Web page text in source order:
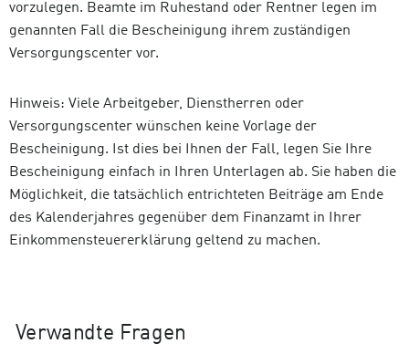
vorzulegen. Beamte im Ruhestand oder Rentner legen im
genannten Fall die Bescheinigung ihrem zuständigen
Versorgungscenter vor.
Hinweis: Viele Arbeitgeber, Dienstherren oder
Versorgungscenter wünschen keine Vorlage der
Bescheinigung. Ist dies bei Ihnen der Fall, legen Sie Ihre
Bescheinigung einfach in Ihren Unterlagen ab. Sie haben die
Möglichkeit, die tatsächlich entrichteten Beiträge am Ende
des Kalenderjahres gegenüber dem Finanzamt in Ihrer
Einkommensteuererklärung geltend zu machen.
Verwandte Fragen